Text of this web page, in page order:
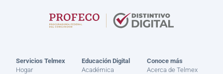
Servicios Telmex
Hogar
Educación Digital
Académica
Conoce más
Acerca de Telmex